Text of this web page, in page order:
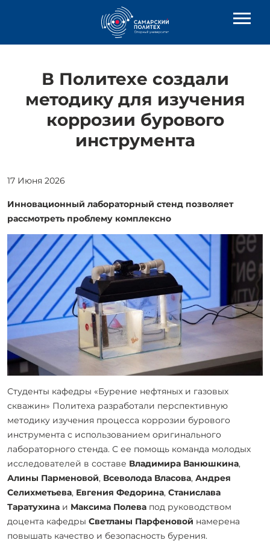
В Политехе создали
методику для изучения
коррозии бурового
инструмента
17 Июня 2026
Инновационный лабораторный стенд позволяет
рассмотреть проблему комплексно
Студенты кафедры «Бурение нефтяных и газовых
скважин» Политеха разработали перспективную
методику изучения процесса коррозии бурового
инструмента с использованием оригинального
лабораторного стенда. С ее помощь команда молодых
исследователей в составе Владимира Ванюшкина,
Алины Парменовой, Всеволода Власова, Андрея
Селихметьева, Евгения Федорина, Станислава
Таратухина и Максима Полева под руководством
доцента кафедры Светланы Парфеновой намерена
повышать качество и безопасность бурения.